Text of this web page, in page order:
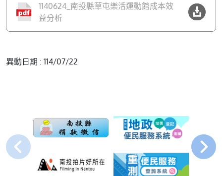
1140624_南投縣草屯樂活運動館成本效
益分析
異動日期 : 114/07/22